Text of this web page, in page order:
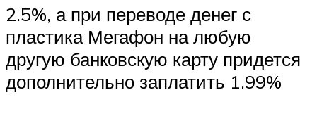
2.5%, а при переводе денег с
пластика Мегафон на любую
другую банковскую карту придется
дополнительно заплатить 1.99%